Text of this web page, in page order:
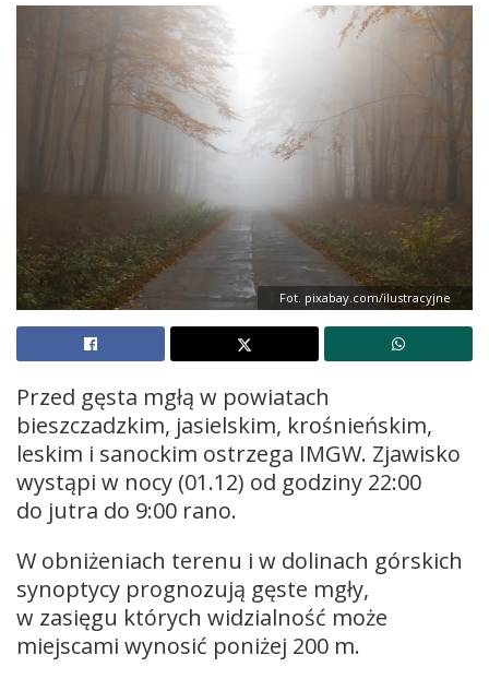
Fot. pixabay.com/ilustracyjne
Przed gęsta mgłą w powiatach
bieszczadzkim, jasielskim, krośnieńskim,
leskim i sanockim ostrzega IMGW. Zjawisko
wystąpi w nocy (01.12) od godziny 22:00
do jutra do 9:00 rano.
W obniżeniach terenu i w dolinach górskich
synoptycy prognozują gęste mgły,
w zasięgu których widzialność może
miejscami wynosić poniżej 200 m.